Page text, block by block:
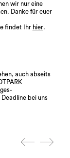
wir nur eine
Danke für euer
findet Ihr hier.
auch abseits
bei uns